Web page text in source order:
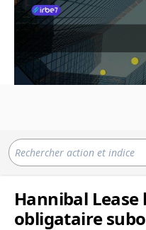
Hannibal
obligataire